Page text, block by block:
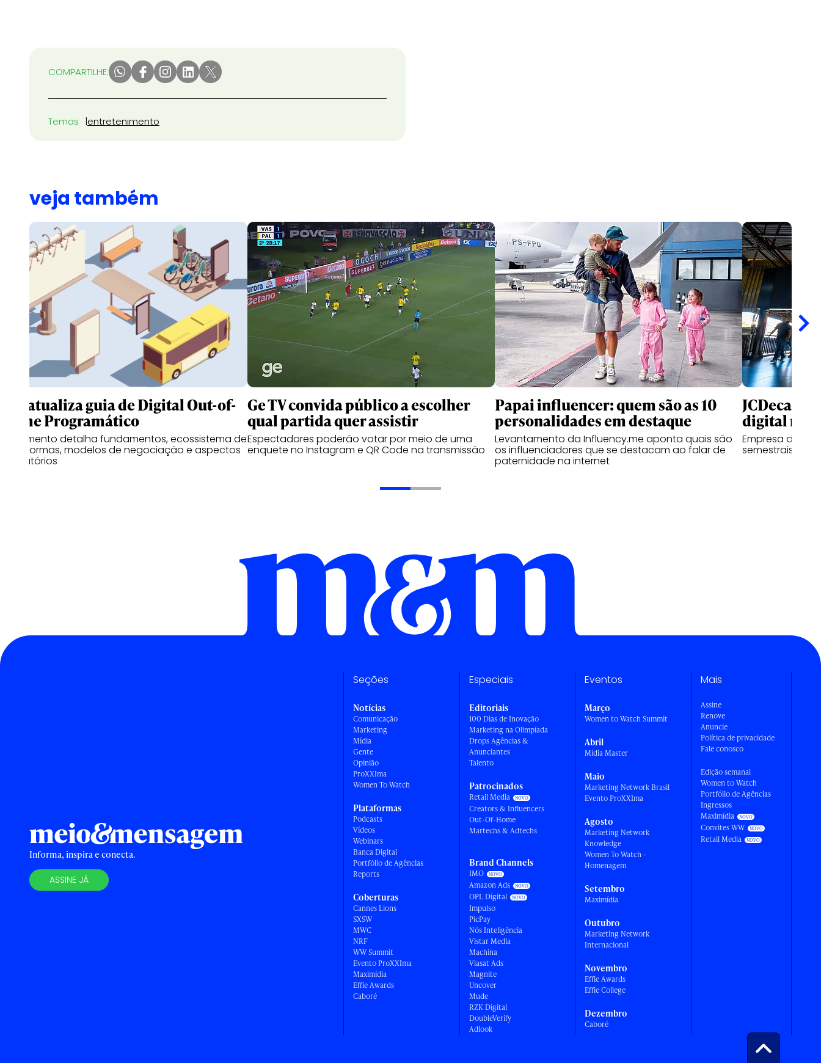
COMPARTILHE:
Temas entretenimento
veja também
IAB atualiza guia de Digital Out-of-
Home Programático
Documento detalha fundamentos, ecossistema de
plataformas, modelos de negociação e aspectos
regulatórios
Ge TV convida público a escolher
qual partida quer assistir
Espectadores poderão votar por meio de uma
enquete no Instagram e QR Code na transmissão
Papai influencer: quem são as 10
personalidades em destaque
Levantamento da Influency.me aponta quais são
os influenciadores que se destacam ao falar de
paternidade na internet
JCDecaux
digital no
Empresa de
semestrais
Informa, inspira e conecta.
ASSINE JÁ
Seções
Notícias
Comunicação
Marketing
Mídia
Gente
Opinião
ProXXIma
Women To Watch
Plataformas
Podcasts
Vídeos
Webinars
Banca Digital
Portfólio de Agências
Reports
Coberturas
Cannes Lions
SXSW
MWC
NRF
WW Summit
Evento ProXXIma
Maximídia
Effie Awards
Caboré
Especiais
Editoriais
100 Dias de Inovação
Marketing na Olimpíada
Drops Agências &
Anunciantes
Talento
Patrocinados
Retail Media
Creators & Influencers
Out-Of-Home
Martechs & Adtechs
Brand Channels
IMO
Amazon Ads
OPL Digital
Impulso
PicPay
Nós Inteligência
Vistar Media
Machina
Viasat Ads
Magnite
Uncover
Mude
RZK Digital
DoubleVerify
Adlook
Eventos
Março
Women to Watch Summit
Abril
Mídia Master
Maio
Marketing Network Brasil
Evento ProXXIma
Agosto
Marketing Network
Knowledge
Women To Watch -
Homenagem
Setembro
Maximídia
Outubro
Marketing Network
Internacional
Novembro
Effie Awards
Effie College
Dezembro
Caboré
Mais
Assine
Renove
Anuncie
Política de privacidade
Fale conosco
Edição semanal
Women to Watch
Portfólio de Agências
Ingressos
Maximídia
Convites WW
Retail Media